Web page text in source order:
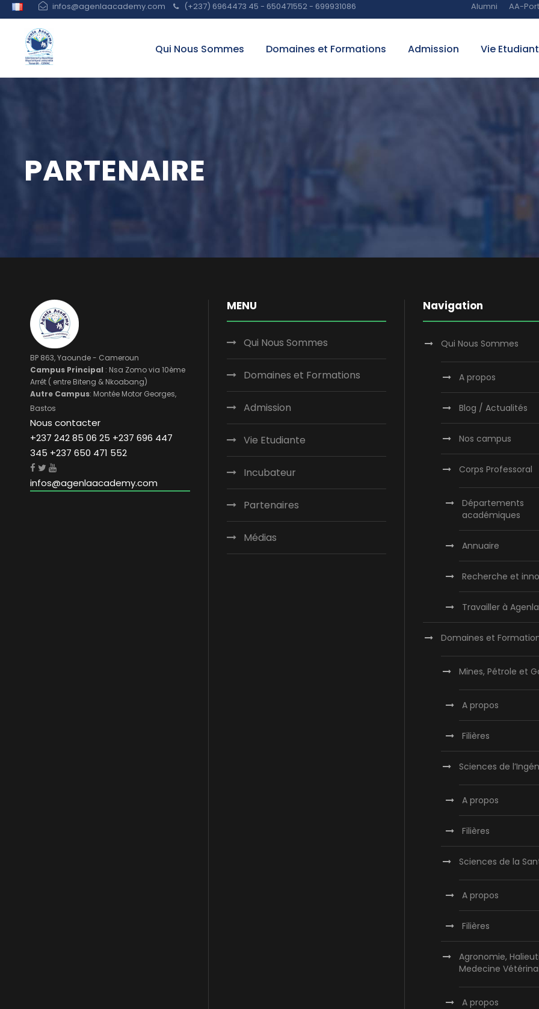
infos@agenlaacademy.com (+237) 6964473 45 - 650471552 - 699931086 Alumni AA-
Qui Nous Sommes Domaines et Formations Admission Vie
PARTENAIRE
BP 863, Yaounde - Cameroun
Campus Principal : Nsa Zomo via 10ème
Arrêt ( entre Biteng & Nkoabang)
Autre Campus: Montée Motor Georges,
Bastos
Nous contacter
+237 242 85 06 25 +237 696 447
345 +237 650 471 552
infos@agenlaacademy.com
MENU
Qui Nous Sommes
Domaines et Formations
Admission
Vie Etudiante
Incubateur
Partenaires
Médias
Navigation
Qui Nous Sommes
A propos
Blog / Actualités
Nos campus
Corps Professoral
Départements
académiques
Annuaire
Recherche et
Travailler à
Domaines et
Mines, Pétrole et
A propos
Filières
Sciences de
A propos
Filières
Sciences de la
A propos
Filières
Agronomie,
Medecine
A propos